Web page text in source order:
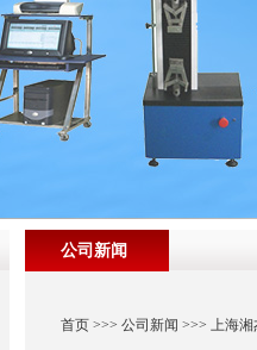
公司新闻
首页>>> 公司新闻 >>> 上海湘